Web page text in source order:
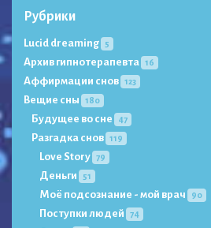
Рубрики
Lucid dreaming 5
Архив гипнотерапевта 16
Аффирмации снов 123
Вещие сны 180
Будущее во сне 47
Разгадка снов 119
Love Story 79
Деньги 51
Моё подсознание - мой врач 90
Поступки людей 74